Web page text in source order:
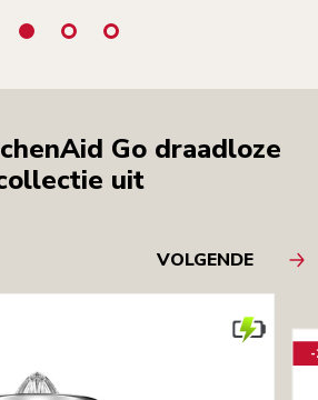
Go draadloze
uit
VOLGENDE
-